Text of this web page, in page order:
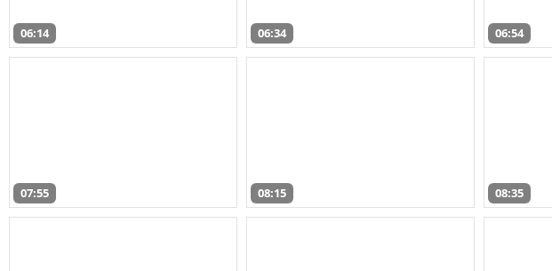
06:14 06:34 06:54
07:55 08:15 08:35